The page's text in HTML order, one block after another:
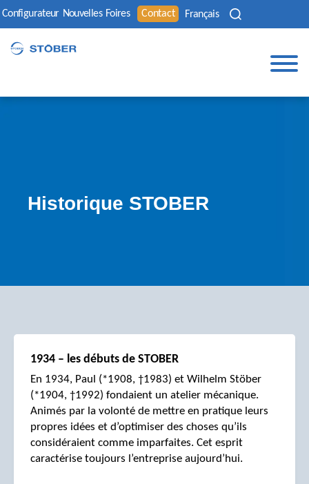
Configurateur Nouvelles Foires Contact Français
Historique STOBER
1934 – les débuts de STOBER
En 1934, Paul (*1908, †1983) et Wilhelm Stöber
(*1904, †1992) fondaient un atelier mécanique.
Animés par la volonté de mettre en pratique leurs
propres idées et d’optimiser des choses qu’ils
considéraient comme imparfaites. Cet esprit
caractérise toujours l’entreprise aujourd’hui.